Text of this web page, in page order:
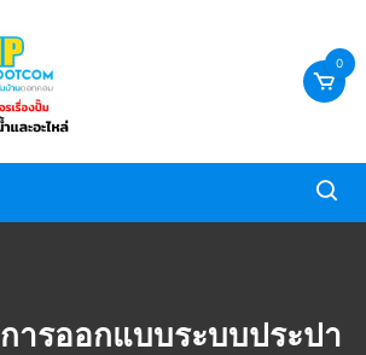
0
การออกแบบระบบประปา